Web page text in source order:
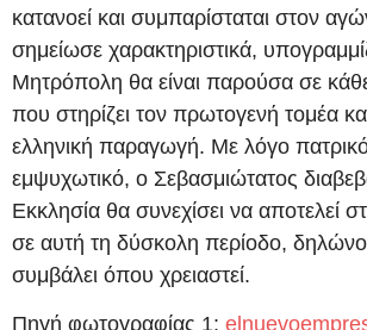
κατανοεί και συμπαρίσταται στον
σημείωσε χαρακτηριστικά,
Μητρόπολη θα είναι παρούσα σε
που στηρίζει τον πρωτογενή τομέα
ελληνική παραγωγή. Με λόγο
εμψυχωτικό, ο Σεβασμιώτατος
Εκκλησία θα συνεχίσει να αποτελεί
σε αυτή τη δύσκολη περίοδο,
συμβάλει όπου χρειαστεί.
Πηγή φωτογραφίας 1: